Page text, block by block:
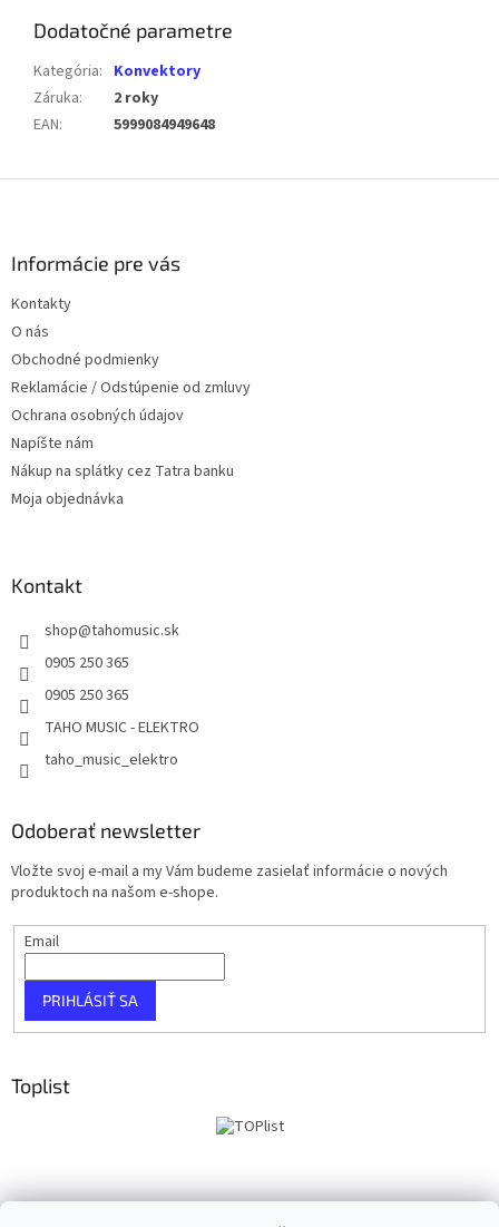
Dodatočné parametre
Kategória: Konvektory
Záruka:
2 roky
EAN: 5999084949648
Informácie pre vás
Kontakty
O nás
Obchodné podmienky
Reklamácie / Odstúpenie od zmluvy
Ochrana osobných údajov
Napíšte nám
Nákup na splátky cez Tatra banku
Moja objednávka
Kontakt
shop@tahomusic.sk
0905 250 365
0905 250 365
TAHO MUSIC - ELEKTRO
taho_music_elektro
Odoberať newsletter
Vložte svoj e-mail a my Vám budeme zasielať informácie o nových
produktoch na našom e-shope.
Email
PRIHLÁSIŤ SA
Toplist